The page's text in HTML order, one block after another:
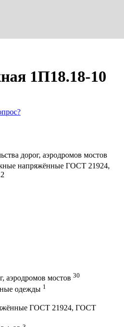
1П18.18-10
дорог, аэродромов мостов
напряжённые ГОСТ 21924,
аэродромов мостов 30
одежды 1
ГОСТ 21924, ГОСТ